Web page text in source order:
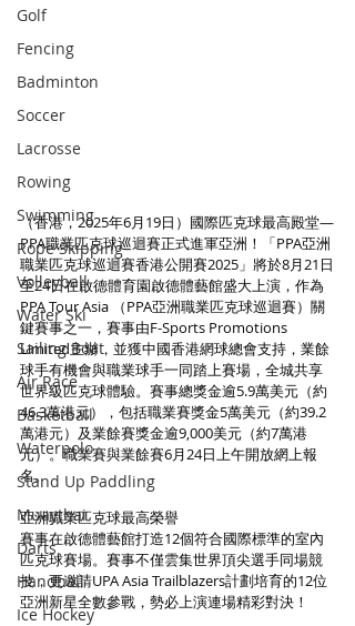
Golf
Fencing
Badminton
Soccer
Lacrosse
Rowing
Swimming
Rope Skipping
Volleyball
Water Ski
Sailing Boat
Air Race
Basketball
Waterpolo
Stand Up Paddling
Muaythai
Darts
Handball
Ice Hockey
（香港，2025年6月19日）國際匹克球最高殿堂—
PPA職業匹克球巡迴賽正式進軍亞洲！「PPA亞洲
職業匹克球巡迴賽香港公開賽2025」將於8月21日
至24日在啟德體育園啟德體藝館盛大上演，作為
PPA Tour Asia （PPA亞洲職業匹克球巡迴賽）關
鍵賽事之一，賽事由F-Sports Promotions
Limited主辦，並獲中國香港網球總會支持，業餘
球手有機會與職業球手一同踏上賽場，全城共享
世界級匹克球體驗。賽事總獎金逾5.9萬美元（約
46.3萬港元），包括職業賽獎金5萬美元（約39.2
萬港元）及業餘賽獎金逾9,000美元（約7萬港
元）。職業賽與業餘賽6月24日上午開放網上報
名。
亞洲職業匹克球最高榮譽
賽事在啟德體藝館打造12個符合國際標準的室內
匹克球賽場。賽事不僅雲集世界頂尖選手同場競
技，更邀請UPA Asia Trailblazers計劃培育的12位
亞洲新星全數參戰，勢必上演連場精彩對決！